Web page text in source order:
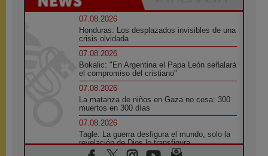
07.08.2026
Honduras: Los desplazados invisibles de una
crisis olvidada
07.08.2026
Bokalic: "En Argentina el Papa León señalará
el compromiso del cristiano"
07.08.2026
La matanza de niños en Gaza no cesa: 300
muertos en 300 días
07.08.2026
Tagle: La guerra desfigura el mundo, solo la
revelación de Dios lo transfigura